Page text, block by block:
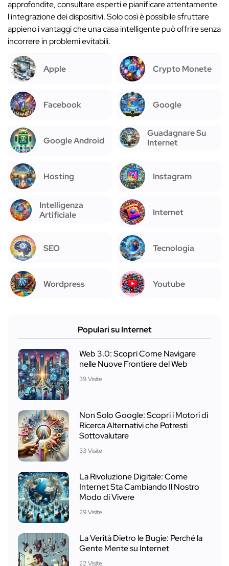
approfondite, consultare esperti e pianificare attentamente
l'integrazione dei dispositivi. Solo così è possibile sfruttare
appieno i vantaggi che una casa intelligente può offrire senza
incorrere in problemi evitabili.
Apple Crypto Monete
Facebook Google
Google Android
Guadagnare Su
Internet
Hosting Instagram
Intelligenza
Artificiale
Internet
SEO Tecnologia
Wordpress Youtube
Populari su Internet
Web 3.0: Scopri Come Navigare
nelle Nuove Frontiere del Web
39 Visite
Non Solo Google: Scopri i Motori di
Ricerca Alternativi che Potresti
Sottovalutare
33 Visite
La Rivoluzione Digitale: Come
Internet Sta Cambiando Il Nostro
Modo di Vivere
29 Visite
La Verità Dietro le Bugie: Perché la
Gente Mente su Internet
22 Visite